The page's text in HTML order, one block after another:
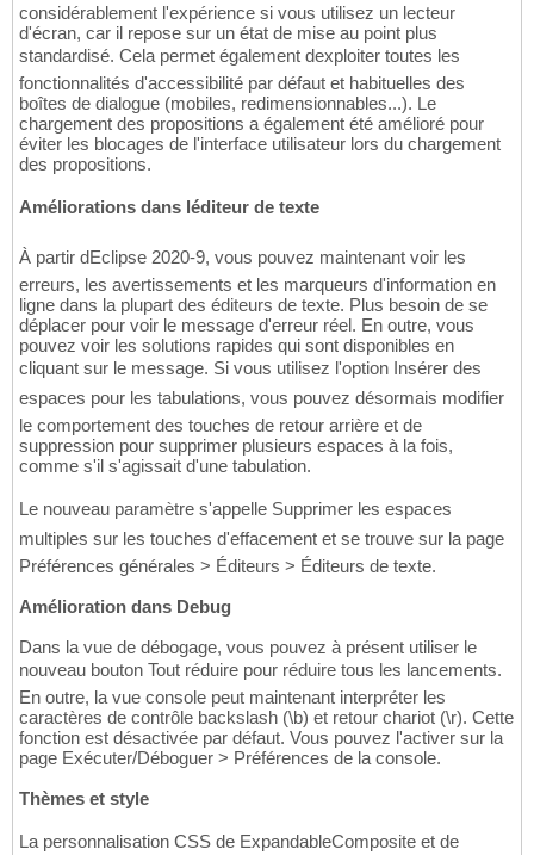
considérablement l'expérience si vous utilisez un lecteur
d'écran, car il repose sur un état de mise au point plus
standardisé. Cela permet également dexploiter toutes les
fonctionnalités d'accessibilité par défaut et habituelles des
boîtes de dialogue (mobiles, redimensionnables...). Le
chargement des propositions a également été amélioré pour
éviter les blocages de l'interface utilisateur lors du chargement
des propositions.
Améliorations dans léditeur de texte
À partir dEclipse 2020-9, vous pouvez maintenant voir les
erreurs, les avertissements et les marqueurs d'information en
ligne dans la plupart des éditeurs de texte. Plus besoin de se
déplacer pour voir le message d'erreur réel. En outre, vous
pouvez voir les solutions rapides qui sont disponibles en
cliquant sur le message. Si vous utilisez l'option Insérer des
espaces pour les tabulations, vous pouvez désormais modifier
le comportement des touches de retour arrière et de
suppression pour supprimer plusieurs espaces à la fois,
comme s'il s'agissait d'une tabulation.
Le nouveau paramètre s'appelle Supprimer les espaces
multiples sur les touches d'effacement et se trouve sur la page
Préférences générales > Éditeurs > Éditeurs de texte.
Amélioration dans Debug
Dans la vue de débogage, vous pouvez à présent utiliser le
nouveau bouton Tout réduire pour réduire tous les lancements.
En outre, la vue console peut maintenant interpréter les
caractères de contrôle backslash (\b) et retour chariot (\r). Cette
fonction est désactivée par défaut. Vous pouvez l'activer sur la
page Exécuter/Déboguer > Préférences de la console.
Thèmes et style
La personnalisation CSS de ExpandableComposite et de